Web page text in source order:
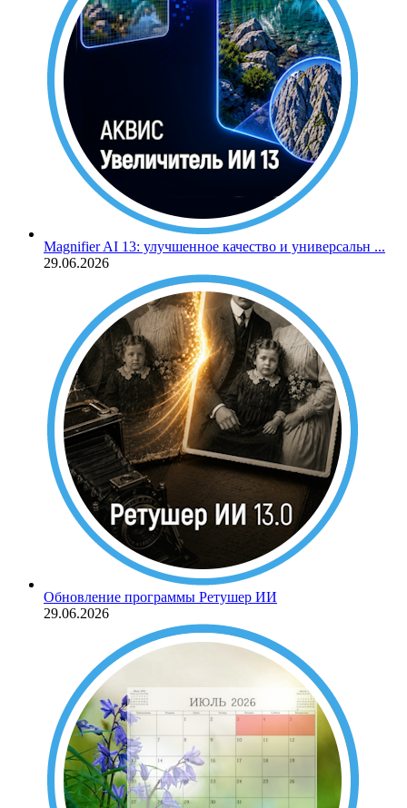
Magnifier AI 13: улучшенное качество и универсальн ...
29.06.2026
Обновление программы Ретушер ИИ
29.06.2026